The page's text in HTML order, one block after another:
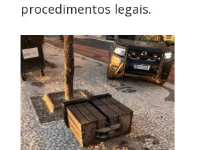
procedimentos legais.